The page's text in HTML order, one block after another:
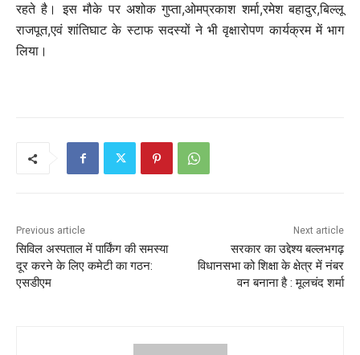
रहते है। इस मौके पर अशोक गुप्ता,ओमप्रकाश शर्मा,रमेश बहादुर,बिल्लू
राजपूत,एवं शांतिघाट के स्टाफ सदस्यों ने भी वृक्षारोपण कार्यक्रम में भाग
लिया।
Previous article
सिविल अस्पताल में पार्किंग की समस्या
दूर करने के लिए कमेटी का गठन:
एसडीएम
Next article
सरकार का उद्देश्य बल्लभगढ़
विधानसभा को शिक्षा के क्षेत्र में नंबर
वन बनाना है : मूलचंद शर्मा